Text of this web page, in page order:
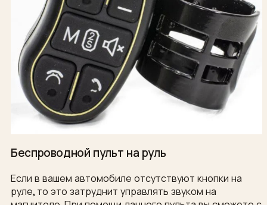
Беспроводной пульт на руль
Если в вашем автомобиле отсутствуют кнопки на
руле, то это затруднит управлять звуком на